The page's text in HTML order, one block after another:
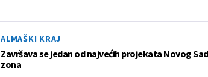
ALMAŠKI KRAJ
Završava se jedan od najvećih projekata Novog
zona